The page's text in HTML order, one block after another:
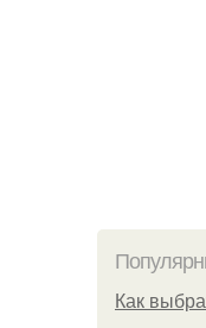
Как